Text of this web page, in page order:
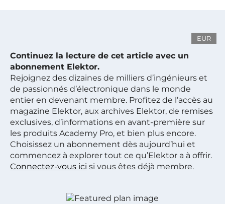
EUR
Continuez la lecture de cet article avec un
abonnement Elektor.
Rejoignez des dizaines de milliers d’ingénieurs et
de passionnés d’électronique dans le monde
entier en devenant membre. Profitez de l’accès au
magazine Elektor, aux archives Elektor, de remises
exclusives, d’informations en avant-première sur
les produits Academy Pro, et bien plus encore.
Choisissez un abonnement dès aujourd’hui et
commencez à explorer tout ce qu’Elektor a à offrir.
Connectez-vous ici si vous êtes déjà membre.